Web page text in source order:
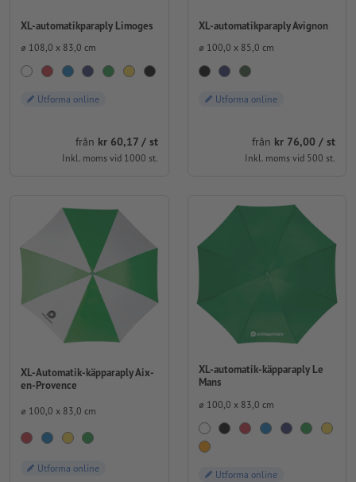
XL-automatikparaply Limoges
⌀ 108,0 x 83,0 cm
Utforma online
från kr 60,17 / st
Inkl. moms vid 1000 st.
XL-automatikparaply Avignon
⌀ 100,0 x 85,0 cm
Utforma online
från kr 76,00 / st
Inkl. moms vid 500 st.
XL-Automatik-käpparaply Aix-
en-Provence
⌀ 100,0 x 83,0 cm
Utforma online
XL-automatik-käpparaply Le
Mans
⌀ 100,0 x 83,0 cm
Utforma online